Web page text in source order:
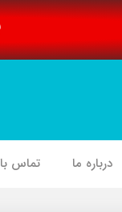
درباره ما تماس